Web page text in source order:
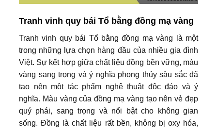
Tranh vinh quy bái Tổ bằng đồng mạ vàng
Tranh vinh quy bái Tổ bằng đồng mạ vàng là một
trong những lựa chọn hàng đầu của nhiều gia đình
Việt. Sự kết hợp giữa chất liệu đồng bền vững, màu
vàng sang trọng và ý nghĩa phong thủy sâu sắc đã
tạo nên một tác phẩm nghệ thuật độc đáo và ý
nghĩa. Màu vàng của đồng mạ vàng tạo nên vẻ đẹp
quý phái, sang trọng và nổi bật cho không gian
sống. Đồng là chất liệu rất bền, không bị oxy hóa,